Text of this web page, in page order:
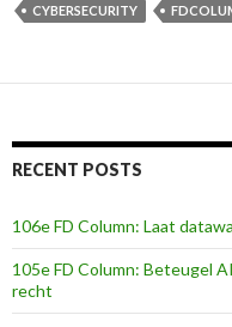
CYBERSECURITY
RECENT POSTS
106e FD Column: Laat
105e FD Column: Beteugel
recht